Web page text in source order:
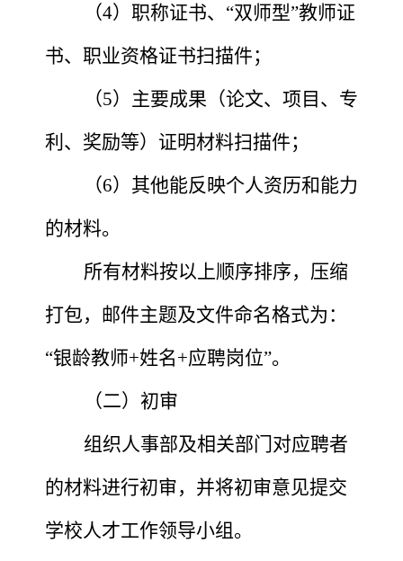
（4）职称证书、“双师型”教师证
书、职业资格证书扫描件；
（5）主要成果（论文、项目、专
利、奖励等）证明材料扫描件；
（6）其他能反映个人资历和能力
的材料。
所有材料按以上顺序排序，压缩
打包，邮件主题及文件命名格式为：
“银龄教师+姓名+应聘岗位”。
（二）初审
组织人事部及相关部门对应聘者
的材料进行初审，并将初审意见提交
学校人才工作领导小组。